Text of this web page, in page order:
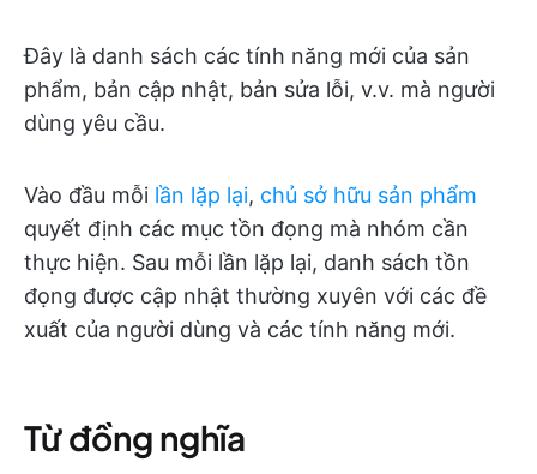
Đây là danh sách các tính năng mới của sản
phẩm, bản cập nhật, bản sửa lỗi, v.v. mà người
dùng yêu cầu.
Vào đầu mỗi lần lặp lại, chủ sở hữu sản phẩm
quyết định các mục tồn đọng mà nhóm cần
thực hiện. Sau mỗi lần lặp lại, danh sách tồn
đọng được cập nhật thường xuyên với các đề
xuất của người dùng và các tính năng mới.
Từ đồng nghĩa